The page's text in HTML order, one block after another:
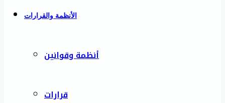
الأنظمة والقرارات
أنظمة وقوانين
قرارات